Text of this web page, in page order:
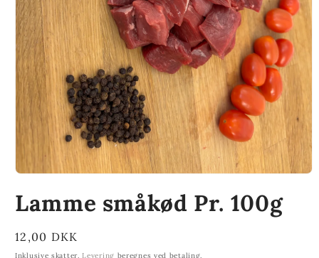
1
iLamme småkød Pr. 100g
Normalpris
12,00 DKK
Inklusive skatter.Levering beregnes ved betaling.